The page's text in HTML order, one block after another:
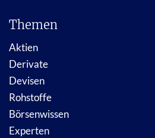
Themen
Aktien
Derivate
Devisen
Rohstoffe
Börsenwissen
Experten